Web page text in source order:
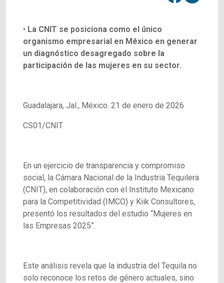
• La CNIT se posiciona como el único
organismo empresarial en México en generar
un diagnóstico desagregado sobre la
participación de las mujeres en su sector.
Guadalajara, Jal., México. 21 de enero de 2026
CS01/CNIT
En un ejercicio de transparencia y compromiso
social, la Cámara Nacional de la Industria Tequilera
(CNIT), en colaboración con el Instituto Mexicano
para la Competitividad (IMCO) y Kiik Consultores,
presentó los resultados del estudio “Mujeres en
las Empresas 2025”.
Este análisis revela que la industria del Tequila no
solo reconoce los retos de género actuales, sino